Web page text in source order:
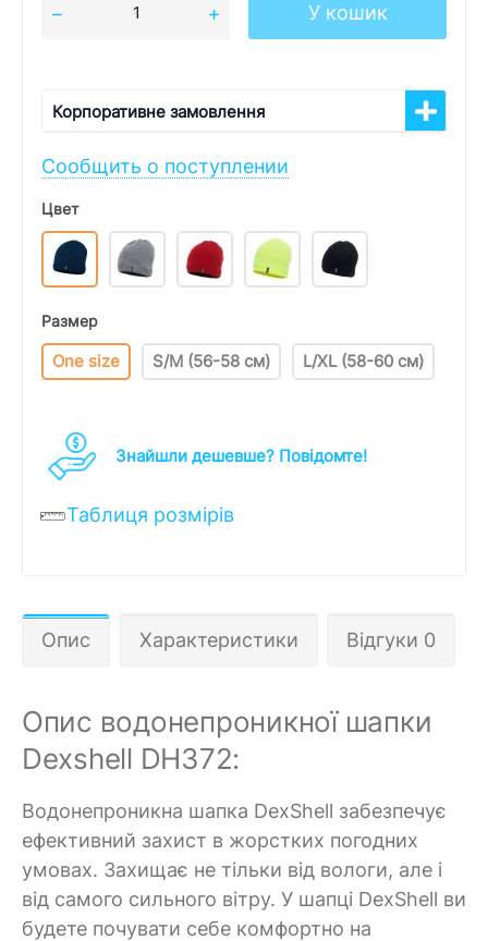
У кошик
Корпоративне замовлення
Сообщить о поступлении
Цвет
Размер
One size S/M (56-58 см) L/XL (58-60 см)
Знайшли дешевше? Повідомте!
Таблиця розмірів
Опис Характеристики Відгуки 0
Опис водонепроникної шапки
Dexshell DH372:
Водонепроникна шапка DexShell забезпечує
ефективний захист в жорстких погодних
умовах. Захищає не тільки від вологи, але і
від самого сильного вітру. У шапці DexShell ви
будете почувати себе комфортно на